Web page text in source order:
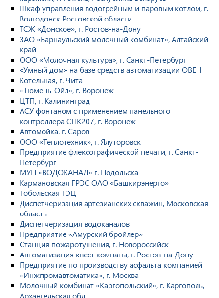
Шкаф управления водогрейным и паровым котлом, г.
Волгодонск Ростовской области
ТСЖ «Донское», г. Ростов-на-Дону
ЗАО «Барнаульский молочный комбинат», Алтайский
край
ООО «Молочная культура», г. Санкт-Петербург
«Умный дом» на базе средств автоматизации ОВЕН
Котельная, г. Чита
«Тюмень-Ойл», г. Воронеж
ЦТП, г. Калининград
АСУ фонтаном с применением панельного
контроллера СПК207, г. Воронеж
Автомойка. г. Саров
ООО «Теплотехник», г. Ялуторовск
Предприятие флексографической печати, г. Санкт-
Петербург
МУП «ВОДОКАНАЛ» г. Подольска
Кармановская ГРЭС ОАО «Башкирэнерго»
Тобольская ТЭЦ
Диспетчеризация артезианских скважин, Московская
область
Диспетчеризация водоканалов
Предприятие «Амурский бройлер»
Станция пожаротушения, г. Новороссийск
Автоматизация квест комнаты, г. Ростов-на-Дону
Предприятие по производству асфальта компанией
«Инжпромавтоматика», г. Москва
Молочный комбинат «Каргопольский», г. Каргополь,
Архангельская обл.